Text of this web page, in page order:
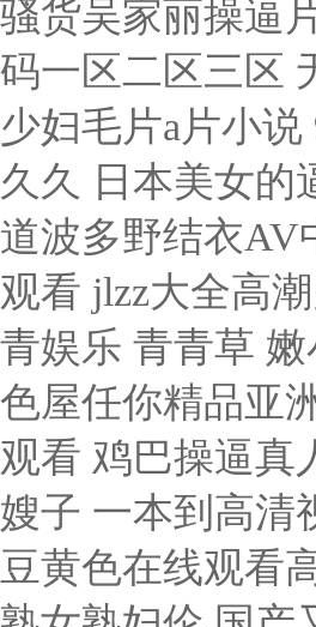
骚货吴家丽操逼